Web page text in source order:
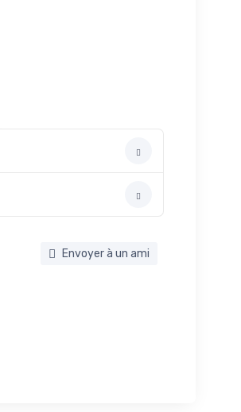
Envoyer à un ami